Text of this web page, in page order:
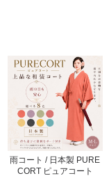
雨コート / 日本製 PURE
CORT ピュアコート